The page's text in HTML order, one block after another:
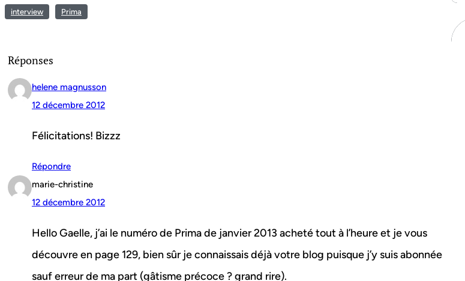
interview Prima
Réponses
helene magnusson
12 décembre 2012
Félicitations! Bizzz
Répondre
marie-christine
12 décembre 2012
Hello Gaelle, j’ai le numéro de Prima de janvier 2013 acheté tout à l’heure et je vous
découvre en page 129, bien sûr je connaissais déjà votre blog puisque j’y suis abonnée
sauf erreur de ma part (gâtisme précoce ? grand rire).